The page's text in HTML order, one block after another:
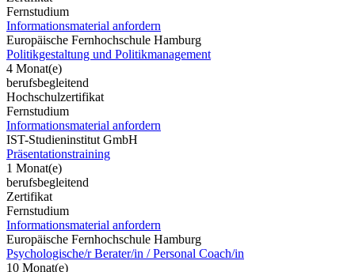
Fernstudium
Informationsmaterial anfordern
Europäische Fernhochschule Hamburg
Politikgestaltung und Politikmanagement
4 Monat(e)
berufsbegleitend
Hochschulzertifikat
Fernstudium
Informationsmaterial anfordern
IST-Studieninstitut GmbH
Präsentationstraining
1 Monat(e)
berufsbegleitend
Zertifikat
Fernstudium
Informationsmaterial anfordern
Europäische Fernhochschule Hamburg
Psychologische/r Berater/in / Personal Coach/in
10 Monat(e)